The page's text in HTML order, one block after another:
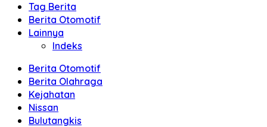
Tag Berita
Berita Otomotif
Lainnya
Indeks
Berita Otomotif
Berita Olahraga
Kejahatan
Nissan
Bulutangkis